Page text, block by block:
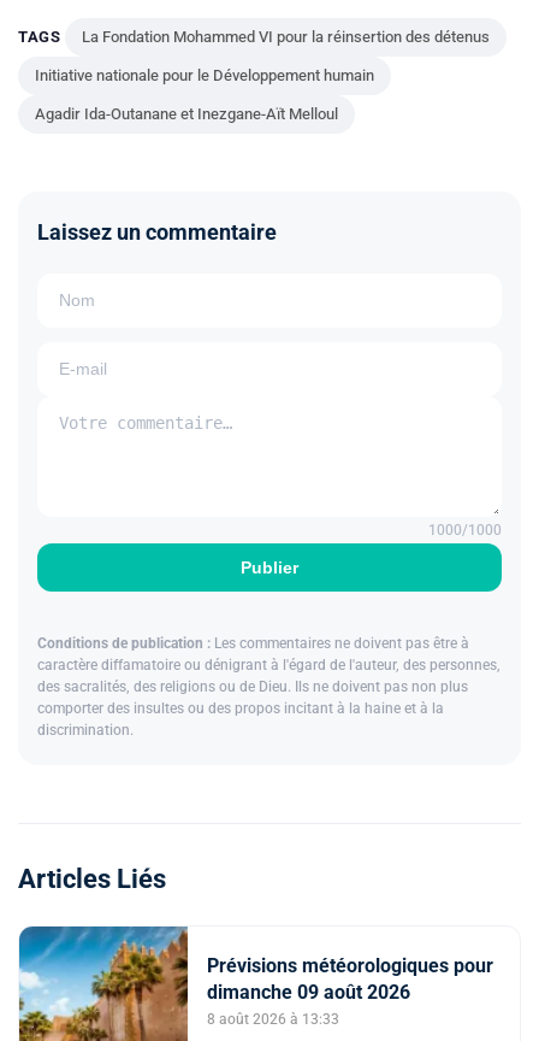
TAGS La Fondation Mohammed VI pour la réinsertion des détenus
Initiative nationale pour le Développement humain
Agadir Ida-Outanane et Inezgane-Aït Melloul
Laissez un commentaire
Publier
1000/1000
Conditions de publication : Les commentaires ne doivent pas être à
caractère diffamatoire ou dénigrant à l'égard de l'auteur, des personnes,
des sacralités, des religions ou de Dieu. Ils ne doivent pas non plus
comporter des insultes ou des propos incitant à la haine et à la
discrimination.
Articles Liés
Prévisions météorologiques pour
dimanche 09 août 2026
8 août 2026 à 13:33